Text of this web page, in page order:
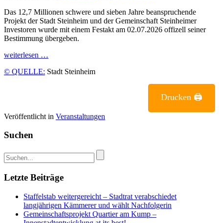
Das 12,7 Millionen schwere und sieben Jahre beanspruchende
Projekt der Stadt Steinheim und der Gemeinschaft Steinheimer
Investoren wurde mit einem Festakt am 02.07.2026 offizell seiner
Bestimmung übergeben.
weiterlesen …
© QUELLE: Stadt Steinheim
Drucken 🖨
Veröffentlicht in Veranstaltungen
Suchen
Letzte Beiträge
Staffelstab weitergereicht – Stadtrat verabschiedet
langjährigen Kämmerer und wählt Nachfolgerin
Gemeinschaftsprojekt Quartier am Kump –